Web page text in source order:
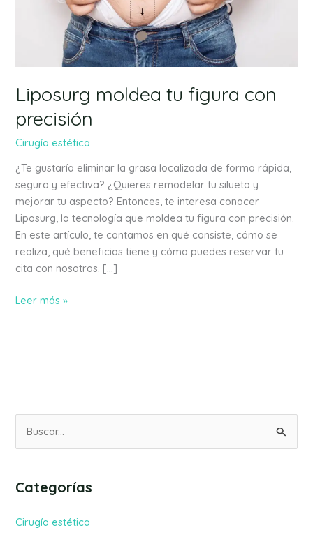
Liposurg moldea tu figura con
precisión
Cirugía estética
¿Te gustaría eliminar la grasa localizada de forma rápida,
segura y efectiva? ¿Quieres remodelar tu silueta y
mejorar tu aspecto? Entonces, te interesa conocer
Liposurg, la tecnología que moldea tu figura con precisión.
En este artículo, te contamos en qué consiste, cómo se
realiza, qué beneficios tiene y cómo puedes reservar tu
cita con nosotros. […]
Leer más »
c
Categorías
Cirugía estética